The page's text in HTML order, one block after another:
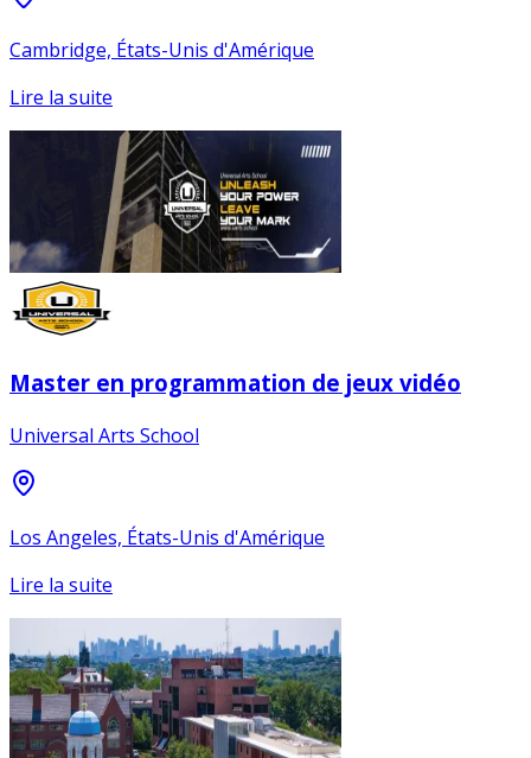
Cambridge, États-Unis d'Amérique
Lire la suite
Master en programmation de jeux vidéo
Universal Arts School
Los Angeles, États-Unis d'Amérique
Lire la suite